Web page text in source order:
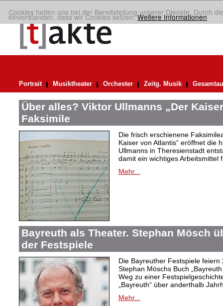
Cookies helfen uns bei der Bereitstellung unserer Dienste. Durch
einverstanden, dass wir Cookies setzen.Weitere Informationen
Portrait Musiktheater Orchester Zeitg. Musik
Über alles? Viktor Ullmanns „Der
Faksimile
Die frisch erschienene
Kaiser von Atlantis“ eröffnet die
Ullmanns in Theresienstadt
damit ein wichtiges Arbeitsmittel
Mehr...
Bayreuth als Theater. Stephan Mösch
der Festspiele
Die Bayreuther Festspiele
Stephan Möschs Buch
Weg zu einer
„Bayreuth“ über anderthalb
Mehr...